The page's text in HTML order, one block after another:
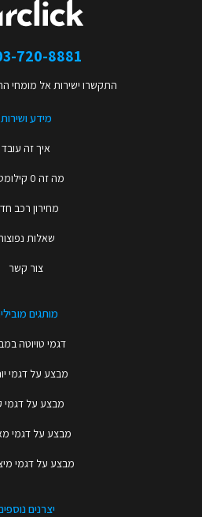
מידע ושירות
איך זה עובד
מה זה 0 קילומטר?
מחירון רכב
שאלות
צור קשר
מותגים
דגמי טויוטה
מבצע על דגמי
מבצע על דגמי
מבצע על דגמי
מבצע על דגמי
יצרנים
720-8881
התקשרו ישירות אל מומחי